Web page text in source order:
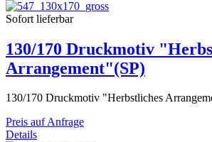
Sofort lieferbar
130/170 Druckmotiv
Arrangement"(SP)
130/170 Druckmotiv "Herbstliches
Preis auf Anfrage
Details